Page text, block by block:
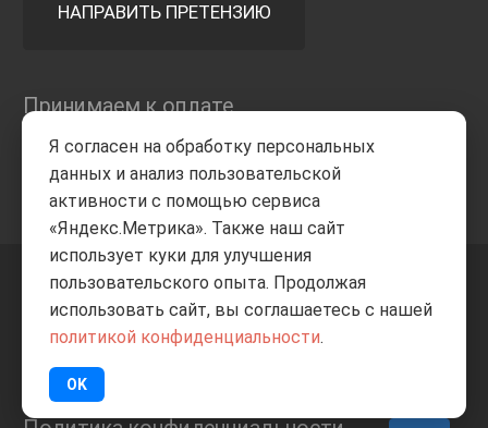
НАПРАВИТЬ ПРЕТЕНЗИЮ
Принимаем к оплате
+7 8332205-805 ВВЕРХ
ИП Баранов А.С. 2026
Я согласен на обработку персональных
данных и анализ пользовательской
активности с помощью сервиса
«Яндекс.Метрика». Также наш сайт
использует куки для улучшения
пользовательского опыта. Продолжая
использовать сайт, вы соглашаетесь с нашей
политикой конфиденциальности.
OK